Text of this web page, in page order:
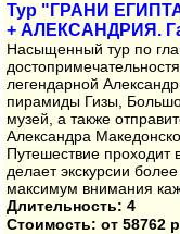
Тур "ГРАНИ
+ АЛЕКСАНДРИЯ.
Насыщенный тур по
легендарной
пирамиды Гизы,
музей, а также
Александра
Путешествие проходит
делает экскурсии
максимум внимания
Длительность: 4
Стоимость: от 58762